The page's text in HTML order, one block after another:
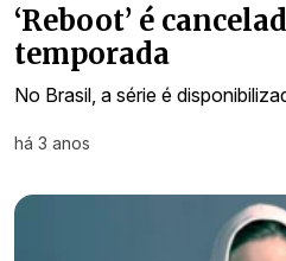
‘Reboot’ é
temporada
No Brasil, a série é
há 3 anos